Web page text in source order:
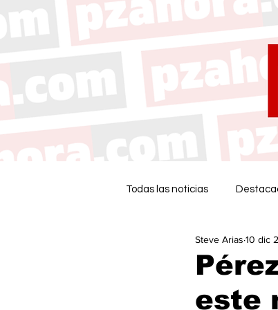
Todas las noticias
este
Steve Arias 10 dic